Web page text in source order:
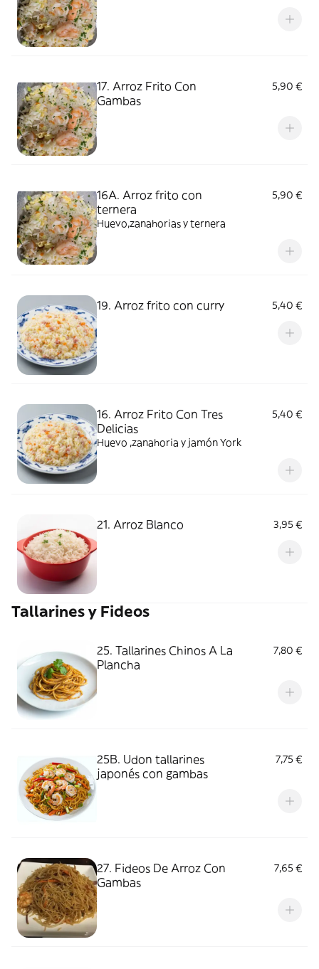
17. Arroz Frito Con
Gambas
5,90 €
16A. Arroz frito con
ternera
5,90 €
Huevo,zanahorias y ternera
19. Arroz frito con curry 5,40 €
16. Arroz Frito Con Tres
Delicias
5,40 €
Huevo ,zanahoria y jamón York
21. Arroz Blanco 3,95 €
Tallarines y Fideos
25. Tallarines Chinos A La
Plancha
7,80 €
25B. Udon tallarines
japonés con gambas
7,75 €
27. Fideos De Arroz Con
Gambas
7,65 €